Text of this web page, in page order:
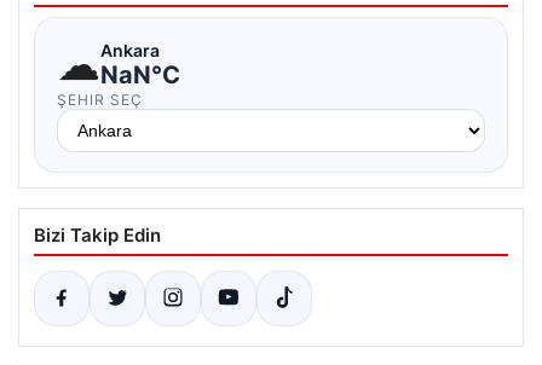
☁Ankara
NaN°C
ŞEHIR SEÇ
Bizi Takip Edin